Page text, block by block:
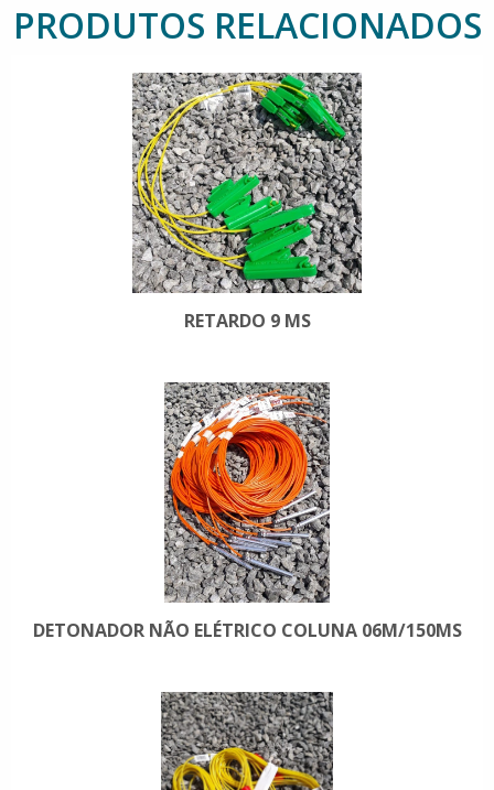
PRODUTOS RELACIONADOS
RETARDO 9 MS
DETONADOR NÃO ELÉTRICO COLUNA 06M/150MS